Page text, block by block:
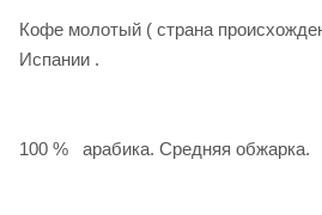
Кофе молотый ( страна
Испании .
100 % арабика. Средняя обжарка.